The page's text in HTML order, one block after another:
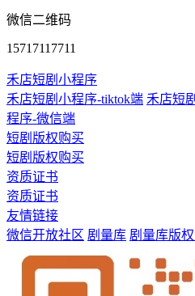
微信二维码
15717117711
禾店短剧小程序
禾店短剧小程序-tiktok端 禾店短
程序-微信端
短剧版权购买
短剧版权购买
资质证书
资质证书
友情链接
微信开放社区 剧量库 剧量库版